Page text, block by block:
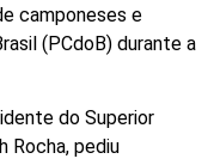
camponeses e
(PCdoB) durante a
do Superior
Rocha, pediu